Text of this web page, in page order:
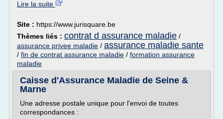
Lire la suite
Site : https://www.jurisquare.be
Thèmes liés : contrat d assurance maladie /
assurance privee maladie / assurance maladie sante
/ fin de contrat assurance maladie / formation assurance
maladie
Caisse d'Assurance Maladie de Seine &
Marne
Une adresse postale unique pour l'envoi de toutes
correspondances :